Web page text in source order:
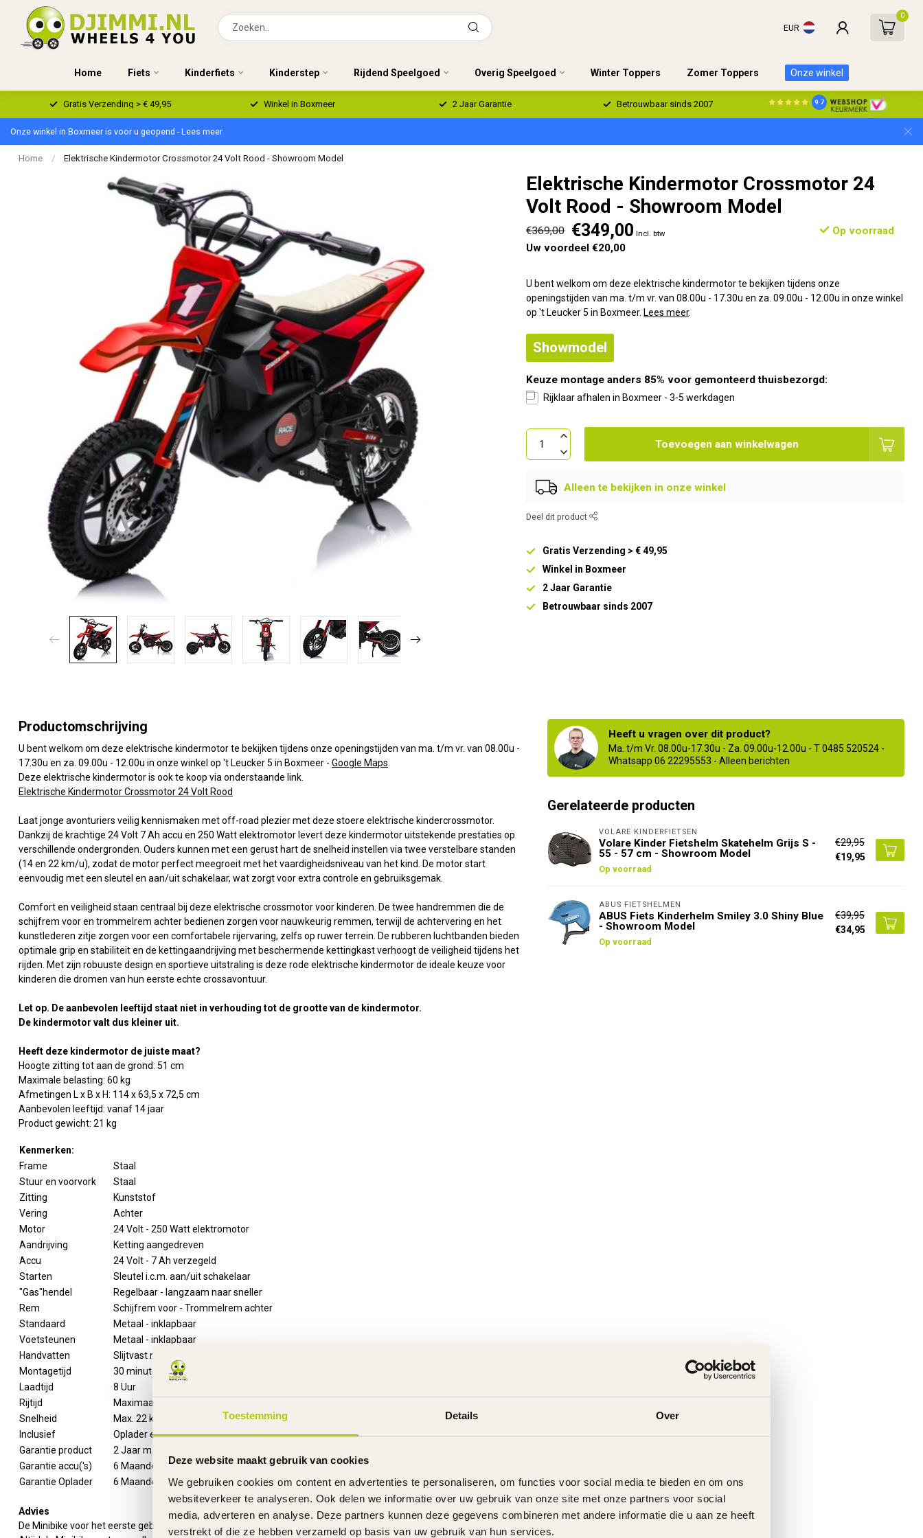
Toestemming Details Over
Deze website maakt gebruik van cookies
We gebruiken cookies om content en advertenties te personaliseren, om functies voor social media te bieden en om ons
websiteverkeer te analyseren. Ook delen we informatie over uw gebruik van onze site met onze partners voor social
media, adverteren en analyse. Deze partners kunnen deze gegevens combineren met andere informatie die u aan ze heeft
verstrekt of die ze hebben verzameld op basis van uw gebruik van hun services.
EUR
0
Home Fiets Kinderfiets Kinderstep Rijdend Speelgoed Overig Speelgoed Winter Toppers Zomer Toppers Onze winkel
Gratis Verzending > € 49,95 Winkel in Boxmeer 2 Jaar Garantie Betrouwbaar sinds 2007 9.7
Onze winkel in Boxmeer is voor u geopend - Lees meer
Home / Elektrische Kindermotor Crossmotor 24 Volt Rood - Showroom Model
Elektrische Kindermotor Crossmotor 24
Volt Rood - Showroom Model
€369,00 €349,00 Incl. btw
Op voorraad
Uw voordeel €20,00
U bent welkom om deze elektrische kindermotor te bekijken tijdens onze
openingstijden van ma. t/m vr. van 08.00u - 17.30u en za. 09.00u - 12.00u in onze winkel
op 't Leucker 5 in Boxmeer. Lees meer.
Showmodel
Keuze montage anders 85% voor gemonteerd thuisbezorgd:
Rijklaar afhalen in Boxmeer - 3-5 werkdagen
Toevoegen aan winkelwagen
Alleen te bekijken in onze winkel
Deel dit product
Gratis Verzending > € 49,95
Winkel in Boxmeer
2 Jaar Garantie
Betrouwbaar sinds 2007
Productomschrijving
U bent welkom om deze elektrische kindermotor te bekijken tijdens onze openingstijden van ma. t/m vr. van 08.00u -
17.30u en za. 09.00u - 12.00u in onze winkel op 't Leucker 5 in Boxmeer - Google Maps
Deze elektrische kindermotor is ook te koop via onderstaande link.
Elektrische Kindermotor Crossmotor 24 Volt Rood
Laat jonge avonturiers veilig kennismaken met off-road plezier met deze stoere elektrische kindercrossmotor.
Dankzij de krachtige 24 Volt 7 Ah accu en 250 Watt elektromotor levert deze kindermotor uitstekende prestaties op
verschillende ondergronden. Ouders kunnen met een gerust hart de snelheid instellen via twee verstelbare standen
(14 en 22 km/u), zodat de motor perfect meegroeit met het vaardigheidsniveau van het kind. De motor start
eenvoudig met een sleutel en aan/uit schakelaar, wat zorgt voor extra controle en gebruiksgemak.
Comfort en veiligheid staan centraal bij deze elektrische crossmotor voor kinderen. De twee handremmen die de
schijfrem voor en trommelrem achter bedienen zorgen voor nauwkeurig remmen, terwijl de achtervering en het
kunstlederen zitje zorgen voor een comfortabele rijervaring, zelfs op ruwer terrein. De rubberen luchtbanden bieden
optimale grip en stabiliteit en de kettingaandrijving met beschermende kettingkast verhoogt de veiligheid tijdens het
rijden. Met zijn robuuste design en sportieve uitstraling is deze rode elektrische kindermotor de ideale keuze voor
kinderen die dromen van hun eerste echte crossavontuur.
Let op. De aanbevolen leeftijd staat niet in verhouding tot de grootte van de kindermotor.
De kindermotor valt dus kleiner uit.
Heeft deze kindermotor de juiste maat?
Hoogte zitting tot aan de grond: 51 cm
Maximale belasting: 60 kg
Afmetingen L x B x H: 114 x 63,5 x 72,5 cm
Aanbevolen leeftijd: vanaf 14 jaar
Product gewicht: 21 kg
Kenmerken:
Frame
Staal
Stuur en voorvork
Staal
Zitting
Kunststof
Vering
Achter
Motor
24 Volt - 250 Watt elektromotor
Aandrijving
Ketting aangedreven
Accu
24 Volt - 7 Ah verzegeld
Starten
Sleutel i.c.m. aan/uit schakelaar
"Gas"hendel
Regelbaar - langzaam naar sneller
Rem
Schijfrem voor - Trommelrem achter
Standaard
Metaal - inklapbaar
Voetsteunen
Metaal - inklapbaar
Handvatten
Slijtvast rubber
Montagetijd
30 minuten
Laadtijd
8 Uur
Rijtijd
Maximaal 45 minuten aaneengesloten
Snelheid
Max. 22 km/u
Inclusief
Oplader en handleiding
Garantie product
2 Jaar m.u.v. slijtageonderdelen
Garantie accu('s)
6 Maanden
Garantie Oplader
6 Maanden
Advies
De Minibike voor het eerste gebruik 8 uur opladen.
Heeft u vragen over dit product?
Ma. t/m Vr. 08.00u-17.30u - Za. 09.00u-12.00u - T 0485 520524 -
Whatsapp 06 22295553 - Alleen berichten
Gerelateerde producten
VOLARE KINDERFIETSEN
Volare Kinder Fietshelm Skatehelm Grijs S -
55 - 57 cm - Showroom Model
Op voorraad
€29,95
€19,95
ABUS FIETSHELMEN
ABUS Fiets Kinderhelm Smiley 3.0 Shiny Blue
- Showroom Model
Op voorraad
€39,95
€34,95